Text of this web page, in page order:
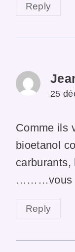
Reply
25
Comme ils
bioetanol
carburants,
………vous
Reply